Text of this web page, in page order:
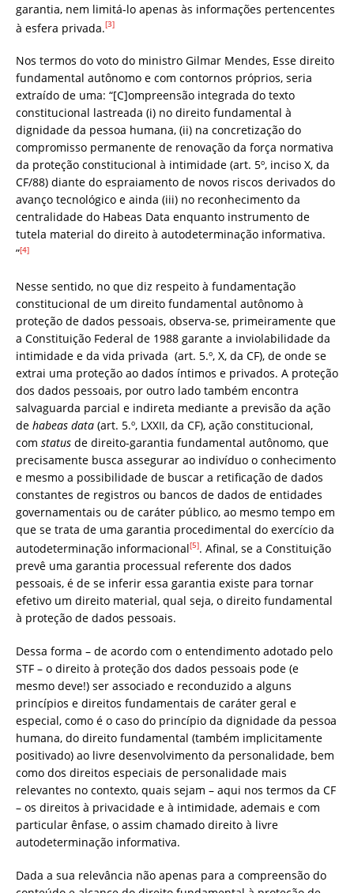
garantia, nem limitá-lo apenas às informações pertencentes
à esfera privada.[3]
Nos termos do voto do ministro Gilmar Mendes, Esse direito
fundamental autônomo e com contornos próprios, seria
extraído de uma: “[C]ompreensão integrada do texto
constitucional lastreada (i) no direito fundamental à
dignidade da pessoa humana, (ii) na concretização do
compromisso permanente de renovação da força normativa
da proteção constitucional à intimidade (art. 5º, inciso X, da
CF/88) diante do espraiamento de novos riscos derivados do
avanço tecnológico e ainda (iii) no reconhecimento da
centralidade do Habeas Data enquanto instrumento de
tutela material do direito à autodeterminação informativa.
”[4]
Nesse sentido, no que diz respeito à fundamentação
constitucional de um direito fundamental autônomo à
proteção de dados pessoais, observa-se, primeiramente que
a Constituição Federal de 1988 garante a inviolabilidade da
intimidade e da vida privada (art. 5.º, X, da CF), de onde se
extrai uma proteção ao dados íntimos e privados. A proteção
dos dados pessoais, por outro lado também encontra
salvaguarda parcial e indireta mediante a previsão da ação
de habeas data (art. 5.º, LXXII, da CF), ação constitucional,
com status de direito-garantia fundamental autônomo, que
precisamente busca assegurar ao indivíduo o conhecimento
e mesmo a possibilidade de buscar a retificação de dados
constantes de registros ou bancos de dados de entidades
governamentais ou de caráter público, ao mesmo tempo em
que se trata de uma garantia procedimental do exercício da
autodeterminação informacional[5]. Afinal, se a Constituição
prevê uma garantia processual referente dos dados
pessoais, é de se inferir essa garantia existe para tornar
efetivo um direito material, qual seja, o direito fundamental
à proteção de dados pessoais.
Dessa forma – de acordo com o entendimento adotado pelo
STF – o direito à proteção dos dados pessoais pode (e
mesmo deve!) ser associado e reconduzido a alguns
princípios e direitos fundamentais de caráter geral e
especial, como é o caso do princípio da dignidade da pessoa
humana, do direito fundamental (também implicitamente
positivado) ao livre desenvolvimento da personalidade, bem
como dos direitos especiais de personalidade mais
relevantes no contexto, quais sejam – aqui nos termos da CF
– os direitos à privacidade e à intimidade, ademais e com
particular ênfase, o assim chamado direito à livre
autodeterminação informativa.
Dada a sua relevância não apenas para a compreensão do